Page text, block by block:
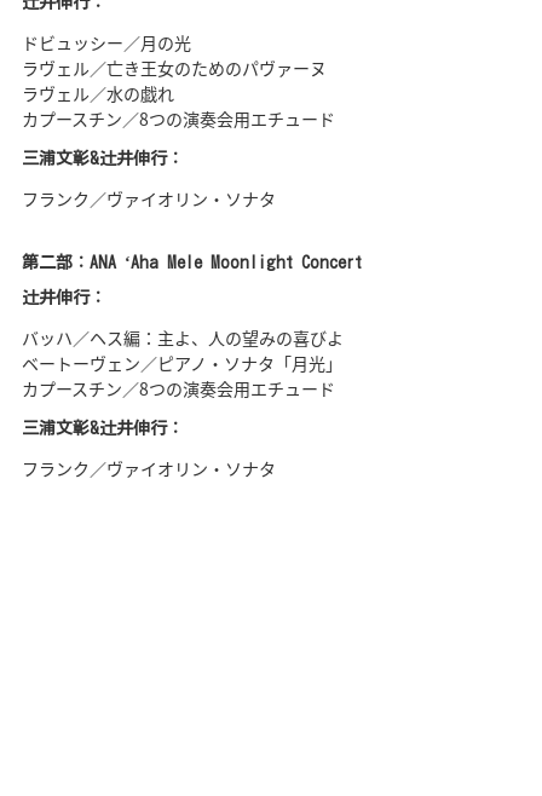
ドビュッシー／月の光
ラヴェル／亡き王女のためのパヴァーヌ
ラヴェル／水の戯れ
カプースチン／8つの演奏会用エチュード
三浦文彰&辻󠄀井伸行：
フランク／ヴァイオリン・ソナタ
第二部：ANA ʻAha Mele Moonlight Concert
辻󠄀井伸行：
バッハ／ヘス編：主よ、人の望みの喜びよ
ベートーヴェン／ピアノ・ソナタ「月光」
カプースチン／8つの演奏会用エチュード
三浦文彰&辻󠄀井伸行：
フランク／ヴァイオリン・ソナタ